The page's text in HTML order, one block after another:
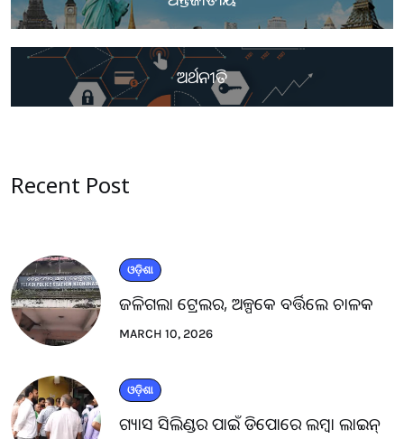
ଅର୍ଥନୀତି
Recent Post
ଓଡ଼ିଶା
ଜଳିଗଲା ଟ୍ରେଲର, ଅଳ୍ପକେ ବର୍ତ୍ତିଲେ ଚାଳକ
MARCH 10, 2026
ଓଡ଼ିଶା
ଗ୍ୟାସ ସିଲିଣ୍ଡର ପାଇଁ ଡିପୋରେ ଲମ୍ବା ଲାଇନ୍